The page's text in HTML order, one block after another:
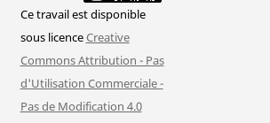
Ce travail est disponible
sous licenceCreative
Commons Attribution - Pas
d'Utilisation Commerciale -
Pas de Modification 4.0